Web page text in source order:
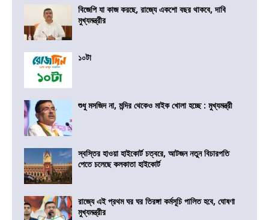
বিজেপি যা কাজ করছে, রাজ্যে একশো বছর থাকবে, দাবি
মুখ্যমন্ত্রীর
১০টা
শুধু মসজিদ না, মন্দির থেকেও মাইক খোলা হচ্ছে : মুখ্যমন্ত্রী
স্বস্তির হাওয়া হাইকোর্ট চত্বরে, আটজন নতুন বিচারপতি
পেতে চলেছে কলকাতা হাইকোর্ট
রাজ্যে এই প্রথম ঘর ঘর তিরঙ্গা কর্মসূচি পালিত হবে, ঘোষণা
মুখ্যমন্ত্রীর